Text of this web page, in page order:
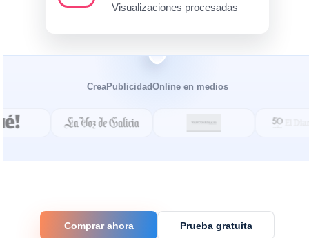
Comprar ahora Prueba gratuita
Visualizaciones procesadas
CreaPublicidadOnline en medios